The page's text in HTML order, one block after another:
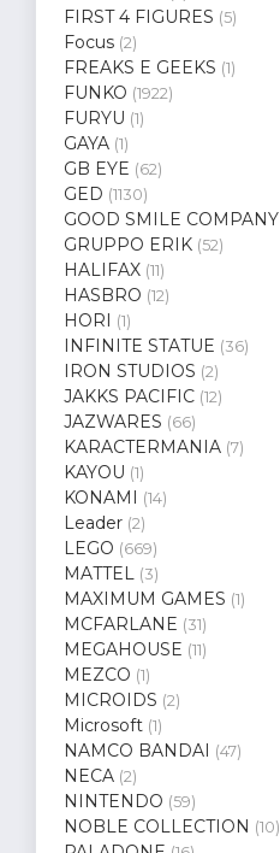
FIRST 4 FIGURES (5)
Focus (2)
FREAKS E GEEKS (1)
FUNKO (1922)
FURYU (1)
GAYA (1)
GB EYE (62)
GED (1130)
GOOD SMILE COMPANY
GRUPPO ERIK (52)
HALIFAX (11)
HASBRO (12)
HORI (1)
INFINITE STATUE (36)
IRON STUDIOS (2)
JAKKS PACIFIC (12)
JAZWARES (66)
KARACTERMANIA (7)
KAYOU (1)
KONAMI (14)
Leader (2)
LEGO (669)
MATTEL (3)
MAXIMUM GAMES (1)
MCFARLANE (31)
MEGAHOUSE (11)
MEZCO (1)
MICROIDS (2)
Microsoft (1)
NAMCO BANDAI (47)
NECA (2)
NINTENDO (59)
NOBLE COLLECTION (10)